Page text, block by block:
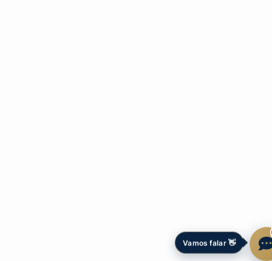
Vamos falar 👋